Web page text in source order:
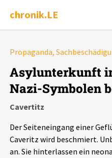
chronik.LE
Chronik
Leipziger Zustände
Propaganda,
Asylunterkunft
Nazi-Symbolen
Cavertitz
Der Seiteneingang einer
Caveritz wird beschmiert.
an. Sie hinterlassen ein
Alle Ereignisse
Ereignisse
Ereignisse